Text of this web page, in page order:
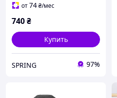
от74₴/мес
740₴
Купить
SPRING 97%